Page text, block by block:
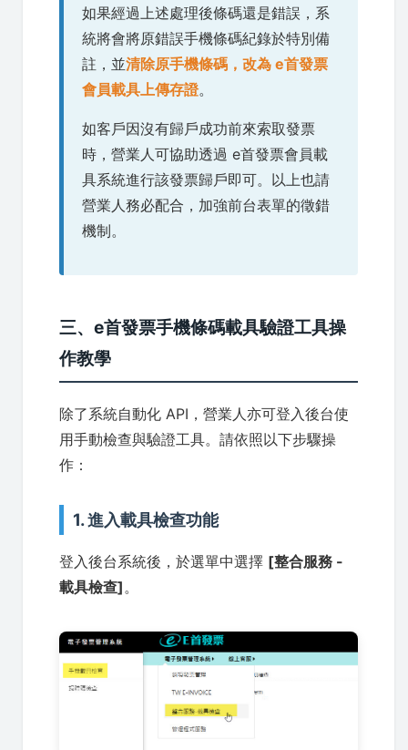
如果經過上述處理後條碼還是錯誤，系
統將會將原錯誤手機條碼紀錄於特別備
註，並清除原手機條碼，改為 e首發票
會員載具上傳存證。
如客戶因沒有歸戶成功前來索取發票
時，營業人可協助透過 e首發票會員載
具系統進行該發票歸戶即可。以上也請
營業人務必配合，加強前台表單的徵錯
機制。
三、e首發票手機條碼載具驗證工具操
作教學
除了系統自動化 API，營業人亦可登入後台使
用手動檢查與驗證工具。請依照以下步驟操
作：
1. 進入載具檢查功能
登入後台系統後，於選單中選擇 [整合服務 -
載具檢查]。